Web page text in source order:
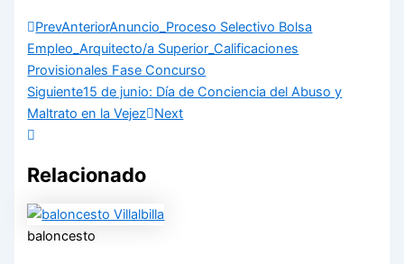
PrevAnteriorAnuncio_Proceso Selectivo Bolsa
Empleo_Arquitecto/a Superior_Calificaciones
Provisionales Fase Concurso
Siguiente15 de junio: Día de Conciencia del Abuso y
Maltrato en la Vejez Next
Relacionado
baloncesto